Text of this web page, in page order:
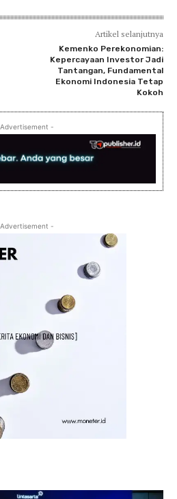
Artikel selanjutnya
Kemenko Perekonomian:
Kepercayaan Investor Jadi
Tantangan, Fundamental
Ekonomi Indonesia Tetap
Kokoh
-
-